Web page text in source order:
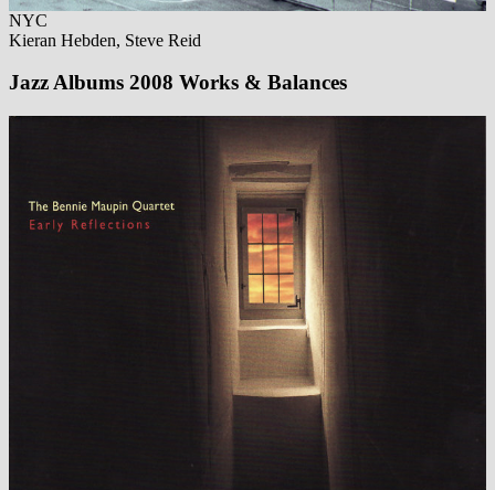
NYC
Kieran Hebden, Steve Reid
Jazz Albums 2008 Works & Balances